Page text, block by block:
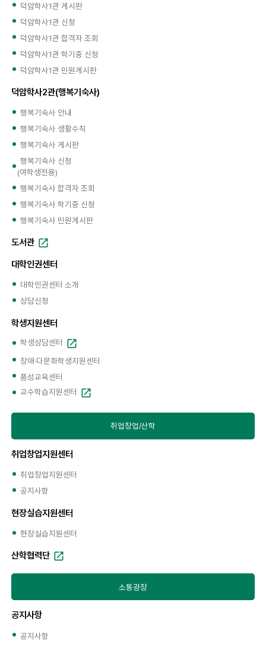
덕암학사1관 게시판
덕암학사1관 신청
덕암학사1관 합격자 조회
덕암학사1관 학기중 신청
덕암학사1관 민원게시판
덕암학사2관(행복기숙사)
행복기숙사 안내
행복기숙사 생활수칙
행복기숙사 게시판
행복기숙사 신청
(여학생전용)
행복기숙사 합격자 조회
행복기숙사 학기중 신청
행복기숙사 민원게시판
도서관
대학인권센터
대학인권센터 소개
상담신청
학생지원센터
학생상담센터
장애·다문화학생지원센터
품성교육센터
교수학습지원센터
취업창업/산학
취업창업지원센터
취업창업지원센터
공지사항
현장실습지원센터
현장실습지원센터
산학협력단
소통광장
공지사항
공지사항